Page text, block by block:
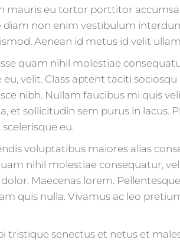
mauris eu tortor porttitor
non enim vestibulum
Aenean id metus id velit
quam nihil molestiae
velit. Class aptent taciti
nibh. Nullam faucibus mi quis
sollicitudin sem purus in lacus.
eu.
voluptatibus maiores alias
nihil molestiae consequatur,
Maecenas lorem.
quis nulla. Vivamus ac leo
senectus et netus et